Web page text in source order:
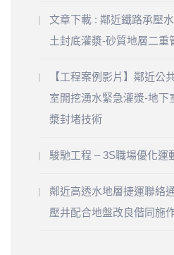
文章下載 : 鄰近鐵路承壓
土封底灌漿-砂質地層二重
【工程案例影片】鄰近公
室開挖湧水緊急灌漿-地下
漿封堵技術
駿馳工程 – 3S職場優化運
鄰近高透水地層捷運聯絡
壓井配合地盤改良偕同施